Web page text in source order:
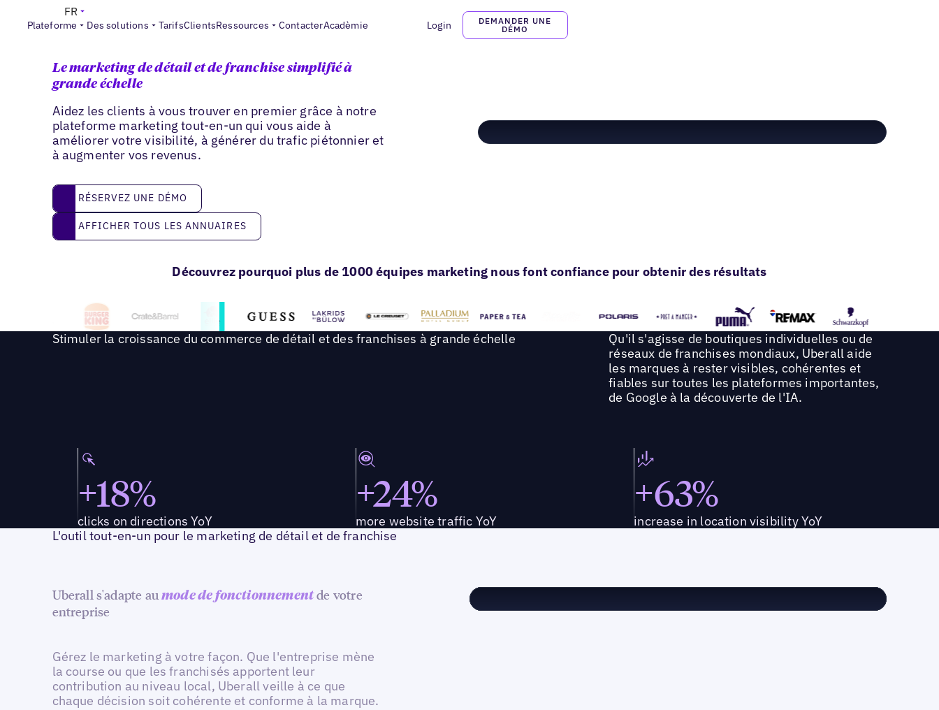
Plateforme Des solutions TarifsClientsRessources ContacterAcadèmie Login
DEMANDER UNE
DÉMO
FR
Vente au détail & franchise
Le marketing de détail et de franchise simplifié à
grande échelle
Aidez les clients à vous trouver en premier grâce à notre
plateforme marketing tout-en-un qui vous aide à
améliorer votre visibilité, à générer du trafic piétonnier et
à augmenter vos revenus.
réservez une démo
RÉSERVEZ UNE DÉMO
Afficher tous les annuaires
AFFICHER TOUS LES ANNUAIRES
Découvrez pourquoi plus de 1000 équipes marketing nous font confiance pour obtenir des résultats
Stimuler la croissance du commerce de détail et des franchises à grande échelle
Qu'il s'agisse de boutiques individuelles ou de
réseaux de franchises mondiaux, Uberall aide
les marques à rester visibles, cohérentes et
fiables sur toutes les plateformes importantes,
de Google à la découverte de l'IA.
+18%
clicks on directions YoY
+24%
more website traffic YoY
+63%
increase in location visibility YoY
L'outil tout-en-un pour le marketing de détail et de franchise
Uberall s'adapte aumode de fonctionnementde votre
entreprise
Gérez le marketing à votre façon. Que l'entreprise mène
la course ou que les franchisés apportent leur
contribution au niveau local, Uberall veille à ce que
chaque décision soit cohérente et conforme à la marque.